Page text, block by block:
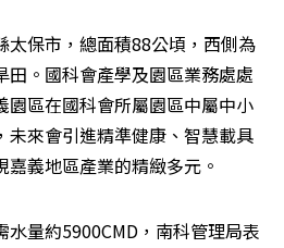
太保市，總面積88公頃，西側為
田。國科會產學及園區業務處處
園區在國科會所屬園區中屬中小
未來會引進精準健康、智慧載具
義地區產業的精緻多元。
量約5900CMD，南科管理局表